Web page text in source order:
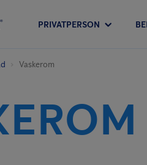
PRIVATPERSON
Vaskerom